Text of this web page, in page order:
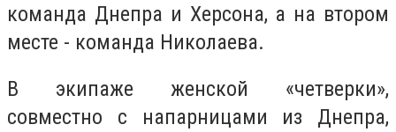
команда Днепра и Херсона, а на втором
месте - команда Николаева.
В экипаже женской «четверки»,
совместно с напарницами из Днепра,